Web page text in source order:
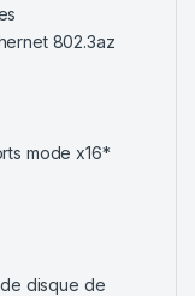
802.3az
mode x16*
disque de